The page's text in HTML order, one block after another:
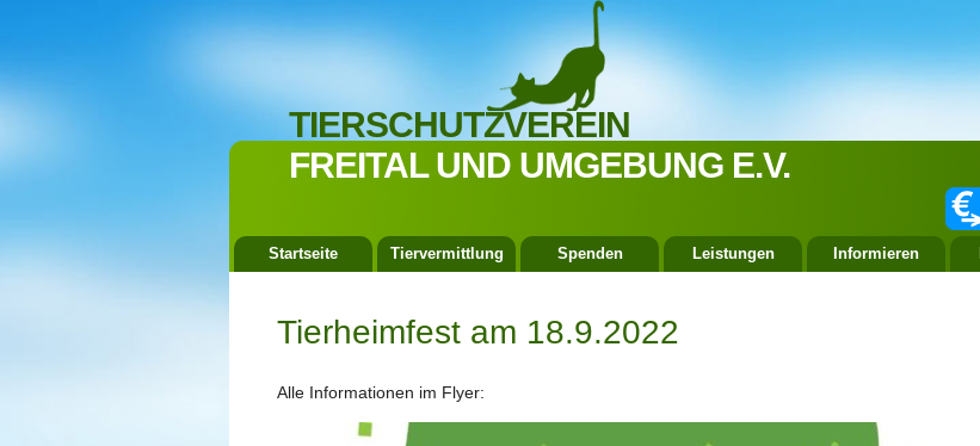
TIERSCHUTZVEREIN
FREITAL UND UMGEBUNG E.V.
Startseite Tiervermittlung Spenden Leistungen Informieren
Tierheimfest am 18.9.2022
Alle Informationen im Flyer: